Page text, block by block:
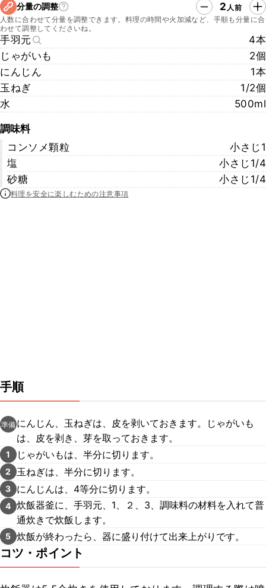
分量の調整 2 人前
人数に合わせて分量を調整できます。料理の時間や火加減など、手順も分量に合
わせて調整してくださいね。
手羽元
4本
じゃがいも
2個
にんじん
1本
玉ねぎ
1/2個
水
500ml
調味料
コンソメ顆粒
小さじ1
塩
小さじ1/4
砂糖
小さじ1/4
料理を安全に楽しむための注意事項
手順
準備 にんじん、玉ねぎは、皮を剥いておきます。じゃがいも
は、皮を剥き、芽を取っておきます。
1 じゃがいもは、半分に切ります。
2 玉ねぎは、半分に切ります。
3 にんじんは、4等分に切ります。
4 炊飯器釜に、手羽元、1、２、3、調味料の材料を入れて普
通炊きで炊飯します。
5 炊飯が終わったら、器に盛り付けて出来上がりです。
コツ・ポイント